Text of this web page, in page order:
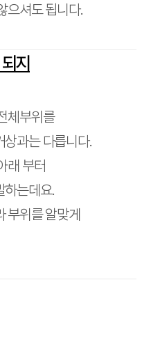
으셔도 됩니다.
지
체부위를
과는 다릅니다.
래 부터
하는데요.
부위를 알맞게